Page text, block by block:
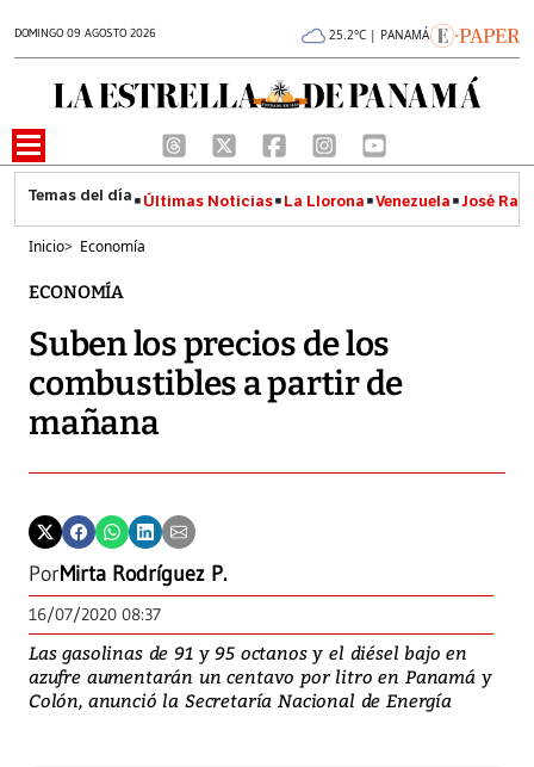
DOMINGO 09 AGOSTO 2026 25.2°C | PANAMÁ
Últimas Noticias La Llorona Venezuela José
Inicio> Economía
ECONOMÍA
Suben los precios de los
combustibles a partir de
mañana
PorMirta Rodríguez P.
16/07/2020 08:37
Las gasolinas de 91 y 95 octanos y el diésel bajo en
azufre aumentarán un centavo por litro en Panamá y
Colón, anunció la Secretaría Nacional de Energía